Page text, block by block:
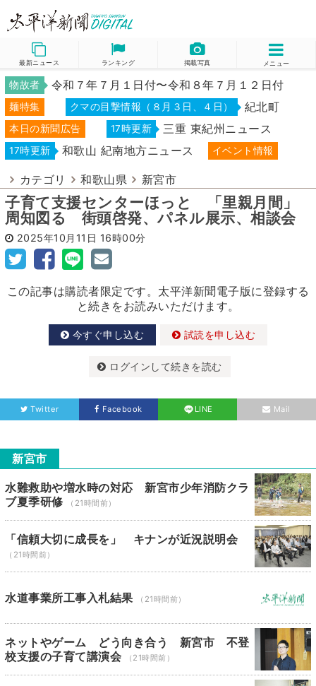
最新ニュース ランキング 掲載写真 メニュー
物故者 令和７年７月１日付〜令和８年７月１２日付
麺特集 クマの目撃情報（８月３日、４日） 紀北町
本日の新聞広告 17時更新 三重 東紀州ニュース
17時更新 和歌山 紀南地方ニュース イベント情報
カテゴリ 和歌山県 新宮市
子育て支援センターほっと 「里親月間」
周知図る 街頭啓発、パネル展示、相談会
2025年10月11日 16時00分
この記事は購読者限定です。太平洋新聞電子版に登録する
と続きをお読みいただけます。
今すぐ申し込む 試読を申し込む
ログインして続きを読む
Twitter Facebook LINE Mail
新宮市
水難救助や増水時の対応 新宮市少年消防クラ
ブ夏季研修
（21時間前）
「信頼大切に成長を」 キナンが近況説明会
（21時間前）
水道事業所工事入札結果 （21時間前）
ネットやゲーム どう向き合う 新宮市 不登
校支援の子育て講演会
（21時間前）